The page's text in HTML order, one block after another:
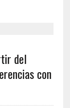
del
con